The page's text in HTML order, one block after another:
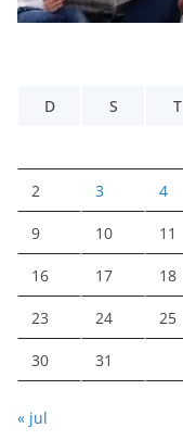
D
S T
2 3 4
9 10 11
16 17 18
23 24 25
30 31
« jul